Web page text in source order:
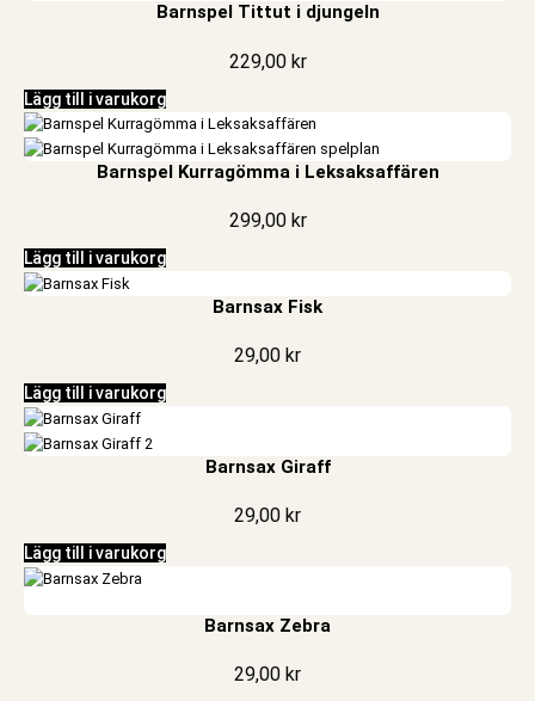
Barnspel Tittut i djungeln
229,00 kr
Lägg till i varukorg
Barnspel Kurragömma i Leksaksaffären
299,00 kr
Lägg till i varukorg
Barnsax Fisk
29,00 kr
Lägg till i varukorg
Barnsax Giraff
29,00 kr
Lägg till i varukorg
Barnsax Zebra
29,00 kr